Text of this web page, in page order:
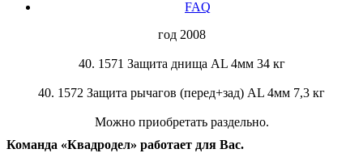
FAQ
год 2008
40. 1571 Защита днища AL 4мм 34 кг
40. 1572 Защита рычагов (перед+зад) AL 4мм 7,3 кг
Можно приобретать раздельно.
Команда «Квадродел» работает для Вас.